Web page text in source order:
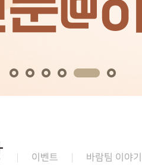
이벤트 바람팀 이야기